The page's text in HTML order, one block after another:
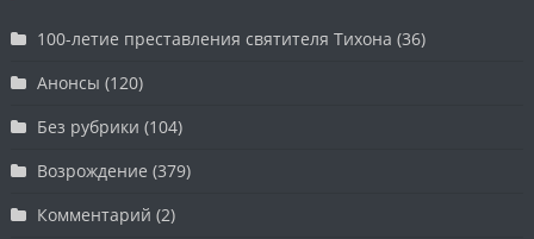
100-летие преставления святителя Тихона (36)
Анонсы (120)
Без рубрики (104)
Возрождение (379)
Комментарий (2)